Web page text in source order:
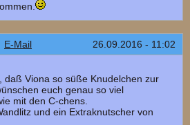
E-Mail 26.09.2016 - 11:02
daß Viona so süße Knudelchen zur
euch genau so viel
mit den C-chens.
und ein Extraknutscher von